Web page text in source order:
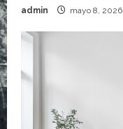
admin mayo 8, 2026